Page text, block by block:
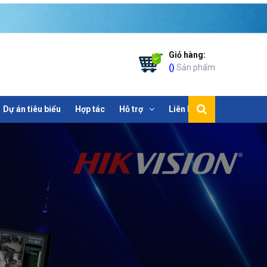
Giỏ hàng:
() Sản phẩm
Dự án tiêu biểu Hợp tác Hỗ trợ Liên hệ